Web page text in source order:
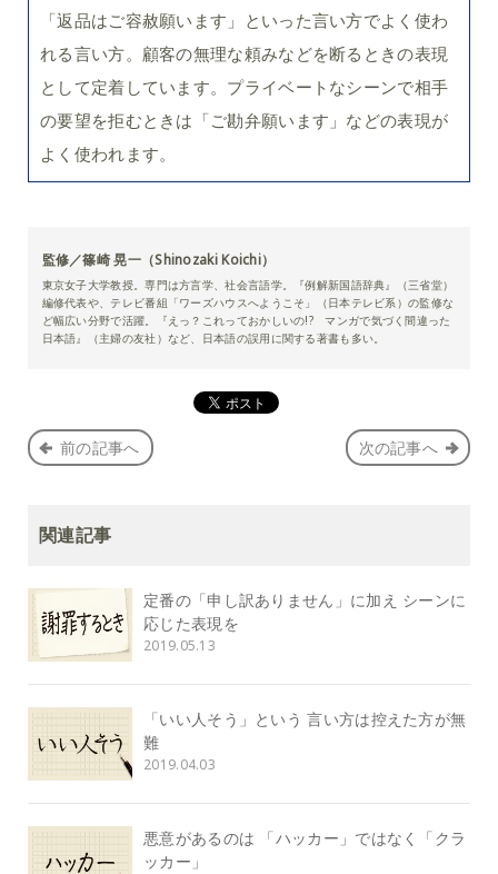
「返品はご容赦願います」といった言い方でよく使わ
れる言い方。顧客の無理な頼みなどを断るときの表現
として定着しています。プライベートなシーンで相手
の要望を拒むときは「ご勘弁願います」などの表現が
よく使われます。
監修／篠崎 晃一（Shinozaki Koichi）
東京女子大学教授。専門は方言学、社会言語学。『例解新国語辞典』（三省堂）
編修代表や、テレビ番組「ワーズハウスへようこそ」（日本テレビ系）の監修な
ど幅広い分野で活躍。『えっ？これっておかしいの!? マンガで気づく間違った
日本語』（主婦の友社）など、日本語の誤用に関する著書も多い。
前の記事へ 次の記事へ
関連記事
定番の「申し訳ありません」に加え シーンに
応じた表現を
2019.05.13
「いい人そう」という 言い方は控えた方が無
難
2019.04.03
悪意があるのは 「ハッカー」ではなく「クラ
ッカー」